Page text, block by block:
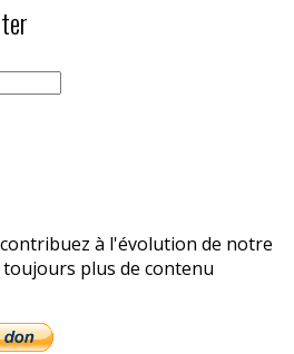
à l'évolution de notre
plus de contenu